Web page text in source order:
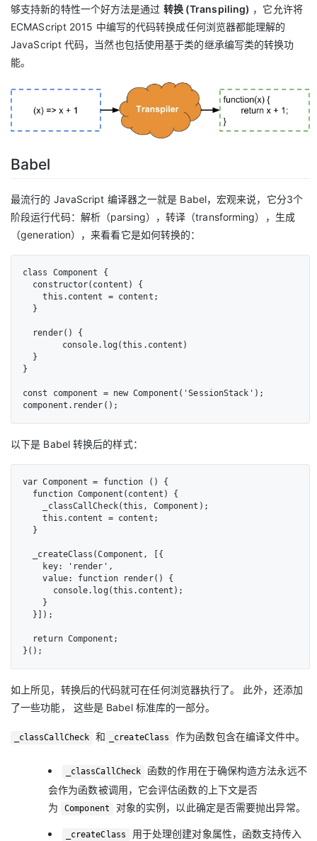
够支持新的特性一个好方法是通过 转换 (Transpiling) ，它允许将
ECMAScript 2015 中编写的代码转换成任何浏览器都能理解的
JavaScript 代码，当然也包括使用基于类的继承编写类的转换功
能。
Babel
最流行的 JavaScript 编译器之一就是 Babel，宏观来说，它分3个
阶段运行代码：解析（parsing），转译（transforming），生成
（generation），来看看它是如何转换的：
class Component {
constructor(content) {
this.content = content;
}
render() {
}
}
const component = new Component('SessionStack');
component.render();
以下是 Babel 转换后的样式：
var Component = function () {
function Component(content) {
_classCallCheck(this, Component);
this.content = content;
}
_createClass(Component, [{
key: 'render',
value: function render() {
console.log(this.content);
}
}]);
return Component;
}();
如上所见，转换后的代码就可在任何浏览器执行了。 此外，还添加
了一些功能， 这些是 Babel 标准库的一部分。
_classCallCheck 和 _createClass 作为函数包含在编译文件中。
_classCallCheck
函数的作用在于确保构造方法永远不
会作为函数被调用，它会评估函数的上下文是否
为
Component 对象的实例，以此确定是否需要抛出异常。
_createClass
用于处理创建对象属性，函数支持传入